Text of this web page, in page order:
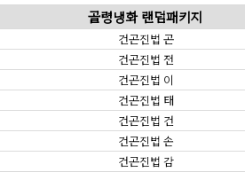
골령냉화 랜덤패키지
건곤진법 곤
건곤진법 전
건곤진법 이
건곤진법 태
건곤진법 건
건곤진법 손
건곤진법 감